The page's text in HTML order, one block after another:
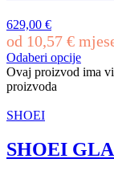
629,00 €
od 10,57 €
Odaberi opcije
Ovaj proizvod ima
proizvoda
SHOEI
SHOEI